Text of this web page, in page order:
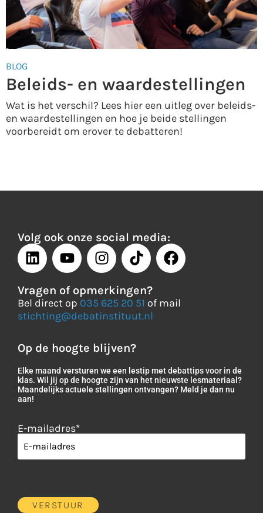
BLOG
Beleids- en waardestellingen
Wat is het verschil? Lees hier een uitleg over beleids-
en waardestellingen en hoe je beide stellingen
voorbereidt om erover te debatteren!
Volg ook onze social media:
Vragen of opmerkingen?
Bel direct op 035 625 20 51 of mail
stichting@debatinstituut.nl
Op de hoogte blijven?
Elke maand versturen we een lestip met debattips voor in de
klas. Wil jij op de hoogte zijn van het nieuwste lesmateriaal?
Maandelijks actuele stellingen ontvangen? Meld je dan nu
aan!
E-mailadres*
VERSTUUR